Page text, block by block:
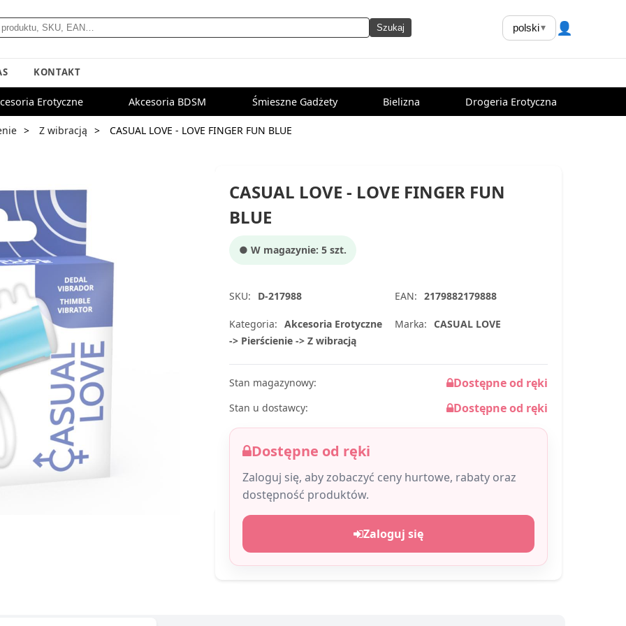
Szukaj polski▾ 👤
KONTAKT
Erotyczne Akcesoria BDSM Śmieszne Gadżety Bielizna Drogeria Erotyczna
Z wibracją CASUAL LOVE - LOVE FINGER FUN BLUE
CASUAL LOVE - LOVE FINGER FUN
BLUE
● W magazynie: 5 szt.
SKU: D-217988 EAN: 2179882179888
Kategoria: Akcesoria Erotyczne
-> Pierścienie -> Z wibracją
Marka: CASUAL LOVE
Stan magazynowy: Dostępne od ręki
Stan u dostawcy: Dostępne od ręki
Dostępne od ręki
Zaloguj się, aby zobaczyć ceny hurtowe, rabaty oraz
dostępność produktów.
Zaloguj się